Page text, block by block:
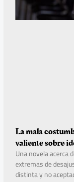
La mala
valiente sobre
Una novela acerca
extremas de
distinta y no